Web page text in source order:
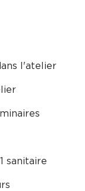
l'atelier
sanitaire